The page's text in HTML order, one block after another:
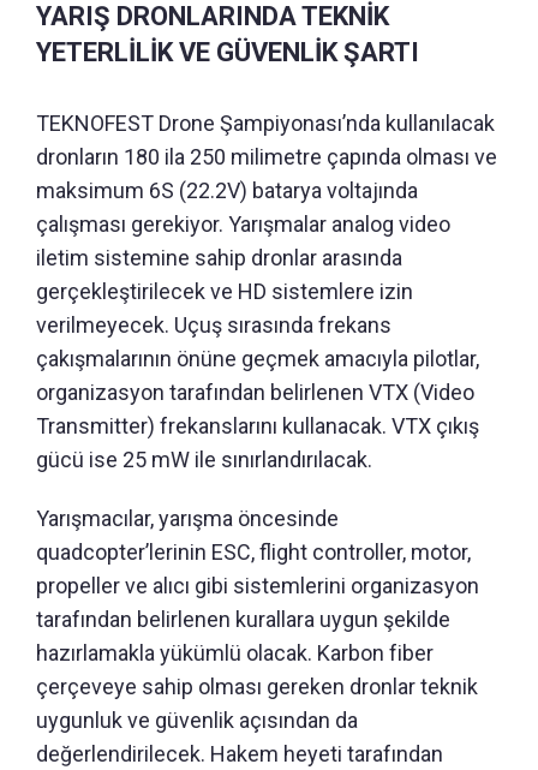
YARIŞ DRONLARINDA TEKNİK
YETERLİLİK VE GÜVENLİK ŞARTI
TEKNOFEST Drone Şampiyonası’nda kullanılacak
dronların 180 ila 250 milimetre çapında olması ve
maksimum 6S (22.2V) batarya voltajında
çalışması gerekiyor. Yarışmalar analog video
iletim sistemine sahip dronlar arasında
gerçekleştirilecek ve HD sistemlere izin
verilmeyecek. Uçuş sırasında frekans
çakışmalarının önüne geçmek amacıyla pilotlar,
organizasyon tarafından belirlenen VTX (Video
Transmitter) frekanslarını kullanacak. VTX çıkış
gücü ise 25 mW ile sınırlandırılacak.
Yarışmacılar, yarışma öncesinde
quadcopter’lerinin ESC, flight controller, motor,
propeller ve alıcı gibi sistemlerini organizasyon
tarafından belirlenen kurallara uygun şekilde
hazırlamakla yükümlü olacak. Karbon fiber
çerçeveye sahip olması gereken dronlar teknik
uygunluk ve güvenlik açısından da
değerlendirilecek. Hakem heyeti tarafından